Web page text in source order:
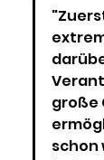
große
schon